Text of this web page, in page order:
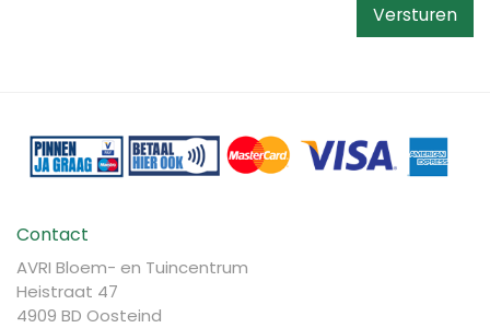
Contact
AVRI Bloem- en Tuincentrum
Heistraat 47
4909 BD Oosteind